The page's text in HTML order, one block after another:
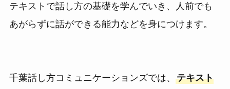
テキストで話し方の基礎を学んでいき、人前でも
あがらずに話ができる能力などを身につけます。
千葉話し方コミュニケーションズでは、 テキスト